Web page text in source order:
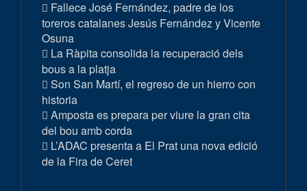
Fallece José Fernández, padre de los
toreros catalanes Jesús Fernández y Vicente
Osuna
La Ràpita consolida la recuperació dels
bous a la platja
Son San Martí, el regreso de un hierro con
historia
Amposta es prepara per viure la gran cita
del bou amb corda
L’ADAC presenta a El Prat una nova edició
de la Fira de Ceret